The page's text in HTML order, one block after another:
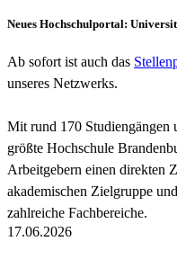
Neues Hochschulportal:
Ab sofort ist auch das
unseres Netzwerks.
Mit rund 170 Studiengängen
größte Hochschule
Arbeitgebern einen direkten
akademischen Zielgruppe
zahlreiche Fachbereiche.
17.06.2026